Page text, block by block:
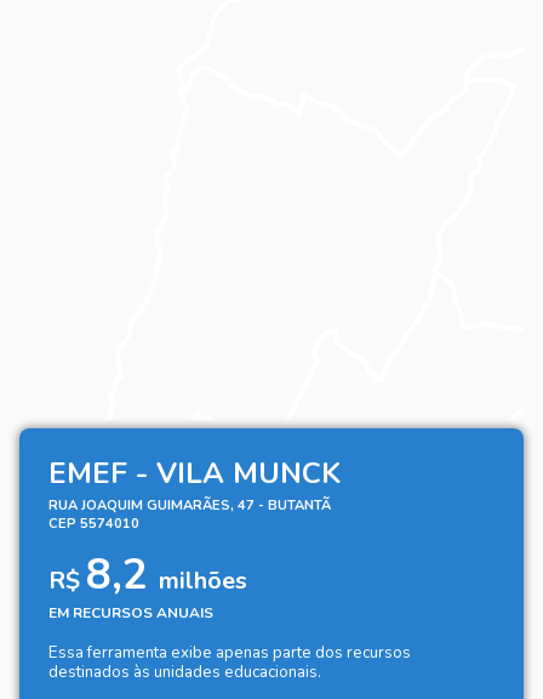
EMEF - VILA MUNCK
RUA JOAQUIM GUIMARÃES, 47 - BUTANTÃ
CEP 5574010
R$ 8,2 milhões
EM RECURSOS ANUAIS
Essa ferramenta exibe apenas parte dos recursos
destinados às unidades educacionais.